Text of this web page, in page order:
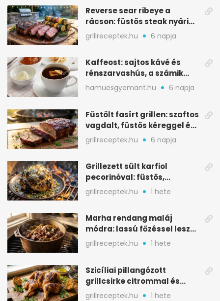
Reverse sear ribeye a
rácson: füstös steak nyári
tökkebabbal
grillreceptek.hu 6 napja
Kaffeost: sajtos kávé és
rénszarvashús, a számik
melegítő itala
hamuesgyemant.hu 6 napja
Füstölt fasírt grillen: szaftos
vagdalt, füstös kéreggel és
BBQ mázzal
grillreceptek.hu 6 napja
Grillezett sült karfiol
pecorinóval: füstös,
karamellizált nyári kedvenc
grillreceptek.hu 1 hete
Marha rendang maláj
módra: lassú főzéssel lesz
igazán szaftos
grillreceptek.hu 1 hete
Szicíliai pillangózott
grillcsirke citrommal és
oregánóval
grillreceptek.hu 1 hete